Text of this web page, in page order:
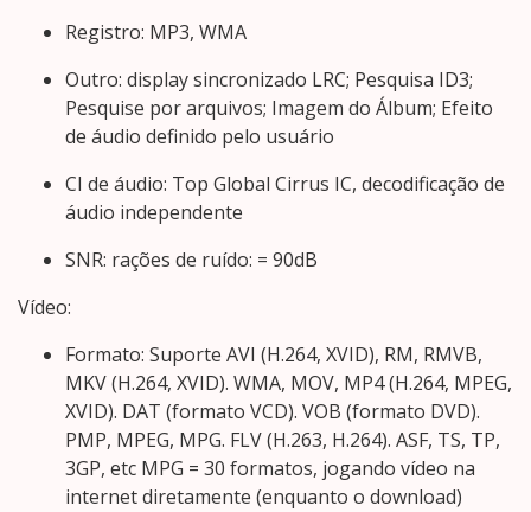
Registro: MP3, WMA
Outro: display sincronizado LRC; Pesquisa ID3;
Pesquise por arquivos; Imagem do Álbum; Efeito
de áudio definido pelo usuário
CI de áudio: Top Global Cirrus IC, decodificação de
áudio independente
SNR: rações de ruído: = 90dB
Vídeo:
Formato: Suporte AVI (H.264, XVID), RM, RMVB,
MKV (H.264, XVID). WMA, MOV, MP4 (H.264, MPEG,
XVID). DAT (formato VCD). VOB (formato DVD).
PMP, MPEG, MPG. FLV (H.263, H.264). ASF, TS, TP,
3GP, etc MPG = 30 formatos, jogando vídeo na
internet diretamente (enquanto o download)